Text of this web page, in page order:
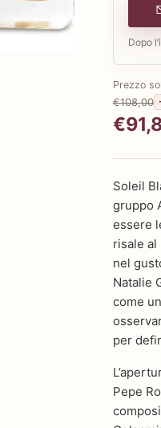
Prezzo
€108,00
Dopo
Soleil
gruppo
essere
risale al
nel
Natalie
come
per
Pepe